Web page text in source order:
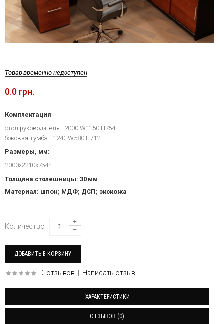
Товар временно недоступен
0.0 грн.
Комплектация
стол руководителя L2000 W1150 H754
боковая тумба L1240 W580 H712
Размеры, мм:
2000x2210x754h
Толщина столешницы: 30 мм
Материал: шпон; МДФ; ДСП; экокожа
Количество
0 отзывов Написать отзыв
ХАРАКТЕРИСТИКИ
ОТЗЫВОВ (0)